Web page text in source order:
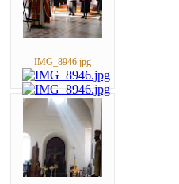
IMG_8946.jpg